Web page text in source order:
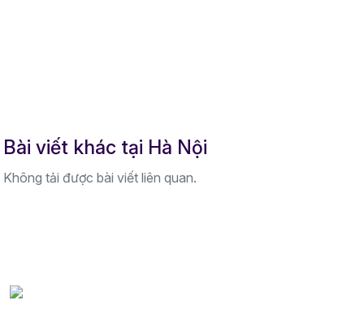
Bài viết khác tại Hà Nội
Không tải được bài viết liên quan.